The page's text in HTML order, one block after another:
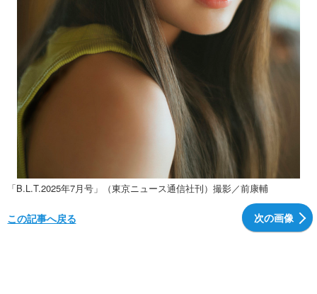
「B.L.T.2025年7月号」（東京ニュース通信社刊）撮影／前康輔
次の画像
この記事へ戻る